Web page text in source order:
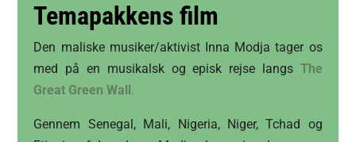
Temapakkens film
Den maliske musiker/aktivist Inna Modja tager os
med på en musikalsk og episk rejse langs The
Great Green Wall.
Gennem Senegal, Mali, Nigeria, Niger, Tchad og